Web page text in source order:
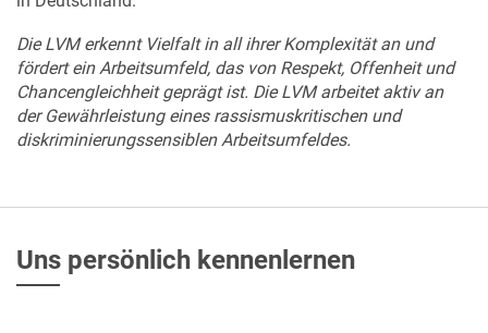
Die LVM erkennt Vielfalt in all ihrer Komplexität an und
fördert ein Arbeitsumfeld, das von Respekt, Offenheit und
Chancengleichheit geprägt ist. Die LVM arbeitet aktiv an
der Gewährleistung eines rassismuskritischen und
diskriminierungssensiblen Arbeitsumfeldes.
Uns persönlich kennenlernen